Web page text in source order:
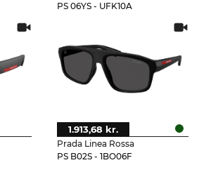
PS 06YS - UFK10A
Prada Linea Rossa
PS B02S - 1BO06F
1.913,68 kr.